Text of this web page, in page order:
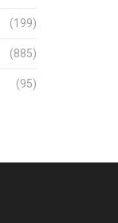
(199)
(885)
(95)